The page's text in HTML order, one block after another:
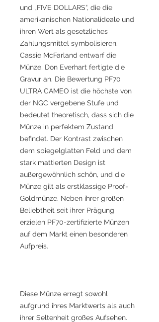
und „FIVE DOLLARS“, die die
amerikanischen Nationalideale und
ihren Wert als gesetzliches
Zahlungsmittel symbolisieren.
Cassie McFarland entwarf die
Münze, Don Everhart fertigte die
Gravur an. Die Bewertung PF70
ULTRA CAMEO ist die höchste von
der NGC vergebene Stufe und
bedeutet theoretisch, dass sich die
Münze in perfektem Zustand
befindet. Der Kontrast zwischen
dem spiegelglatten Feld und dem
stark mattierten Design ist
außergewöhnlich schön, und die
Münze gilt als erstklassige Proof-
Goldmünze. Neben ihrer großen
Beliebtheit seit ihrer Prägung
erzielen PF70-zertifizierte Münzen
auf dem Markt einen besonderen
Aufpreis.
Diese Münze erregt sowohl
aufgrund ihres Marktwerts als auch
ihrer Seltenheit großes Aufsehen.